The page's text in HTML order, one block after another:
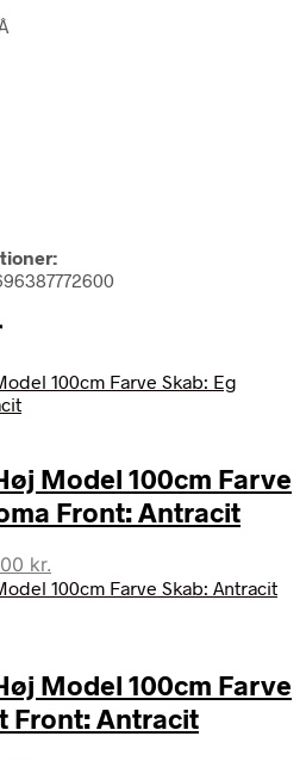
Model 100cm Farve
Front: Antracit
kr.
aktuelle
Model 100cm Farve
Front: Antracit